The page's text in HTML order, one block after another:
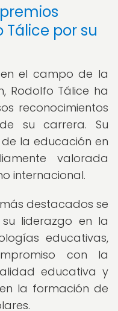
por su
el campo de la
Rodolfo Tálice ha
reconocimientos
su carrera. Su
la educación en
valorada
internacional.
destacados se
liderazgo en la
educativas,
con la
educativa y
la formación de